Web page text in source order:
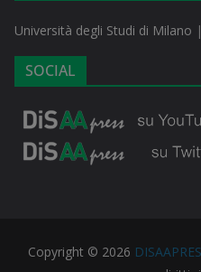
Università degli Studi di Milano |
SOCIAL
Copyright © 2026